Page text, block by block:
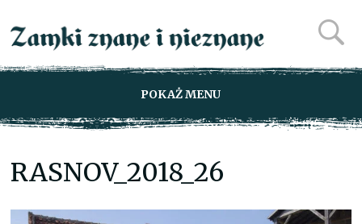
POKAŻ MENU
RASNOV_2018_26